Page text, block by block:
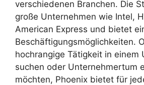
verschiedenen Branchen. Die
große Unternehmen wie Intel,
American Express und bietet
Beschäftigungsmöglichkeiten.
hochrangige Tätigkeit in einem
suchen oder Unternehmertum
möchten, Phoenix bietet für